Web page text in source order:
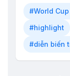
#World
#highlight
#diễn biến